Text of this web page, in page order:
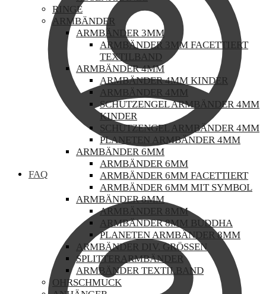
FAQ
RINGE
ARMBÄNDER
ARMBÄNDER 3MM
ARMBÄNDER 3MM FACETTIERT
TEXTILBAND
ARMBÄNDER 4MM
ARMBÄNDER 4MM KINDER
ARMBÄNDER 4MM
SCHUTZENGEL ARMBÄNDER 4MM
KINDER
SCHUTZENGEL ARMBÄNDER 4MM
PLANETEN ARMBÄNDER 4MM
ARMBÄNDER 6MM
ARMBÄNDER 6MM
ARMBÄNDER 6MM FACETTIERT
ARMBÄNDER 6MM MIT SYMBOL
ARMBÄNDER 8MM
ARMBÄNDER 8MM
ARMBÄNDER 8MM BUDDHA
PLANETEN ARMBÄNDER 8MM
ARMBÄNDER DIV. GRÖSSEN
SPLITTERARMBÄNDER
ARMBÄNDER TEXTILBAND
OHRSCHMUCK